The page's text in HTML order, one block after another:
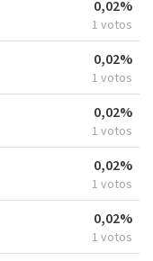
0,02%
1 votos
0,02%
1 votos
0,02%
1 votos
0,02%
1 votos
0,02%
1 votos